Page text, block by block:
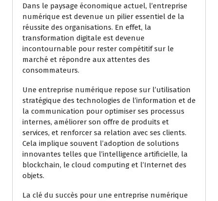
Dans le paysage économique actuel, l’entreprise
numérique est devenue un pilier essentiel de la
réussite des organisations. En effet, la
transformation digitale est devenue
incontournable pour rester compétitif sur le
marché et répondre aux attentes des
consommateurs.
Une entreprise numérique repose sur l’utilisation
stratégique des technologies de l’information et de
la communication pour optimiser ses processus
internes, améliorer son offre de produits et
services, et renforcer sa relation avec ses clients.
Cela implique souvent l’adoption de solutions
innovantes telles que l’intelligence artificielle, la
blockchain, le cloud computing et l’Internet des
objets.
La clé du succès pour une entreprise numérique